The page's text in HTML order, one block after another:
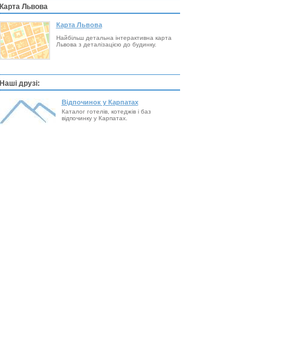
Карта Львова
Карта Львова
Найбільш детальна інтерактивна карта
Львова з деталізацією до будинку.
Наші друзі:
Відпочинок у Карпатах
Каталог готелів, котеджів і баз
відпочинку у Карпатах.